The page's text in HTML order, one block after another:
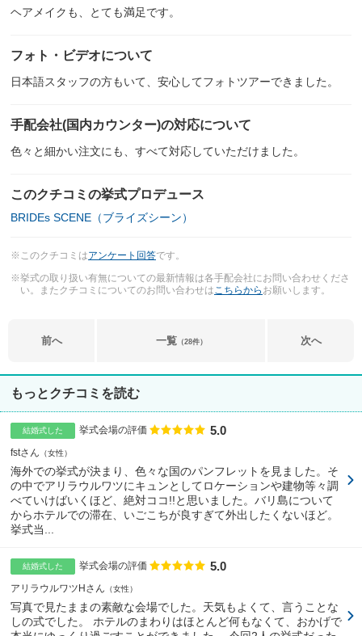
ヘアメイクも、とても満足です。
フォト・ビデオについて
日本語スタッフの方もいて、安心してフォトツアーできました。
手配会社(国内カウンター)の対応について
色々と細かい注文にも、すべて対応していただけました。
このクチコミの挙式プロデュース
BRIDEs SCENE（ブライズシーン）
※このクチコミはアンケート回答です。
※挙式の取り扱い有無についての最新情報は各手配会社にお問い合わせくださ
い。またクチコミについてのお問い合わせはこちらから お願いします。
前へ 一覧（28件） 次へ
もっとクチコミを読む
結婚式した 挙式会場の評価 点数
5.0
fstさん 女性
海外での挙式が決まり、色々な国のパンフレットを見ました。そ
の中でアリラウルワツにキュンとしてロケーションや建物等々調
べていけばいくほど、絶対ココ!!と思いました。バリ島について
からホテルでの滞在、いごこちが良すぎて外出したくないほど。
挙式当...
結婚式した 挙式会場の評価 点数
5.0
アリラウルワツHさん 女性
写真で見たままの素敵な会場でした。天気もよくて、言うことな
しの式でした。 ホテルのまわりはほとんど何もなくて、おかげで